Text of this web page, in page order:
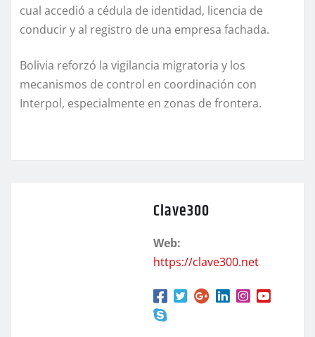
cual accedió a cédula de identidad, licencia de
conducir y al registro de una empresa fachada.
Bolivia reforzó la vigilancia migratoria y los
mecanismos de control en coordinación con
Interpol, especialmente en zonas de frontera.
Clave300
Web:
https://clave300.net